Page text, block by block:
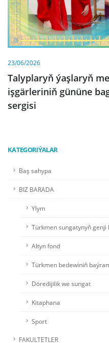
23/06/2026
Talyplaryň ýaşlaryň
işgärleriniň gününe
sergisi
KATEGORIÝALAR
Baş sahypa
BIZ BARADA
Ylym
Türkmen sungatynyň genji
Altyn fond
Türkmen bedewiniň
Döredijilik we sungat
Kitaphana
Sport
FAKULTETLER